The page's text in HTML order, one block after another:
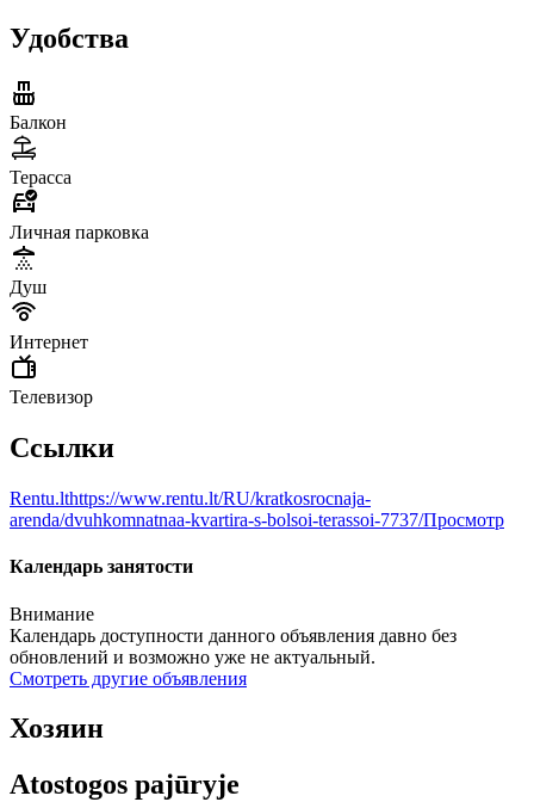
Удобства
Балкон
Терасса
Личная парковка
Душ
Интернет
Телевизор
Ссылки
Rentu.lthttps://www.rentu.lt/RU/kratkosrocnaja-
arenda/dvuhkomnatnaa-kvartira-s-bolsoi-terassoi-7737/Просмотр
Календарь занятости
Внимание
Календарь доступности данного объявления давно без
обновлений и возможно уже не актуальный.
Смотреть другие объявления
Хозяин
Atostogos pajūryje